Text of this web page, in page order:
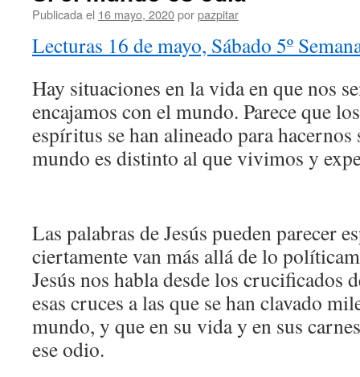
Publicada el 16 mayo, 2020porpazpitar
Lecturas 16 de mayo, Sábado 5º
Hay situaciones en la vida en que nos
encajamos con el mundo. Parece que
espíritus se han alineado para
mundo es distinto al que vivimos y
Las palabras de Jesús pueden parecer
ciertamente van más allá de lo
Jesús nos habla desde los crucificados
esas cruces a las que se han clavado
mundo, y que en su vida y en sus
ese odio.